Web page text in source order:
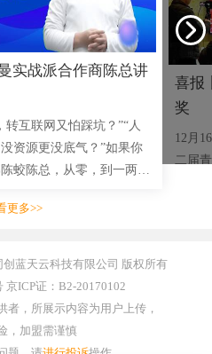
实战派合作商陈总讲
互联网又怕踩坑？”“人
资源更没底气？”如果你
蛟陈总，从零，到一两千
喜报
奖
12月
二届
更多>>
蓝天云科技有限公司 版权所有
京ICP证：B2-20170102
者，所展示内容为用户上传，
，加盟需谨慎